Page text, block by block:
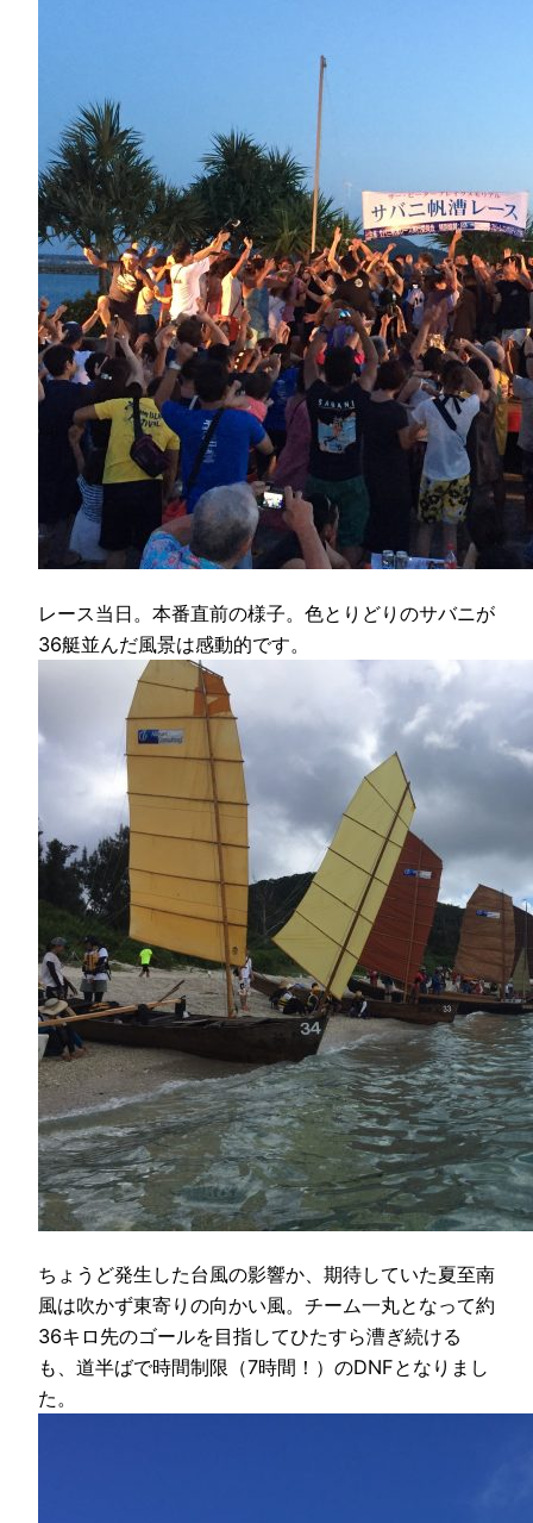
レース当日。本番直前の様子。色とりどりのサバニが
36艇並んだ風景は感動的です。
ちょうど発生した台風の影響か、期待していた夏至南
風は吹かず東寄りの向かい風。チーム一丸となって約
36キロ先のゴールを目指してひたすら漕ぎ続ける
も、道半ばで時間制限（7時間！）のDNFとなりまし
た。